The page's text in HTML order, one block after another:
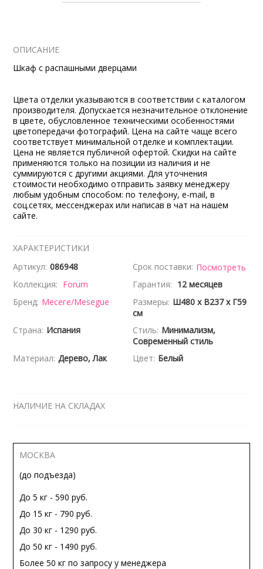
ОПИСАНИЕ
Шкаф с распашными дверцами
Цвета отделки указываются в соответствии с каталогом
производителя. Допускается незначительное отклонение
в цвете, обусловленное техническими особенностями
цветопередачи фотографий. Цена на сайте чаще всего
соответствует минимальной отделке и комплектации.
Цена не является публичной офертой. Скидки на сайте
применяются только на позиции из наличия и не
суммируются с другими акциями. Для уточнения
стоимости необходимо отправить заявку менеджеру
любым удобным способом: по телефону, e-mail, в
соц.сетях, мессенджерах или написав в чат на нашем
сайте.
ХАРАКТЕРИСТИКИ
Артикул: 086948 Срок поставки: Посмотреть
Коллекция: Forum Гарантия: 12 месяцев
Бренд: Месеге/Mesegue Размеры: Ш480 x В237 x Г59
см
Страна: Испания Стиль: Минимализм,
Современный стиль
Материал: Дерево, Лак Цвет: Белый
НАЛИЧИЕ НА СКЛАДАХ
МОСКВА
(до подъезда)
До 5 кг - 590 руб.
До 15 кг - 790 руб.
До 30 кг - 1290 руб.
До 50 кг - 1490 руб.
Более 50 кг по запросу у менеджера